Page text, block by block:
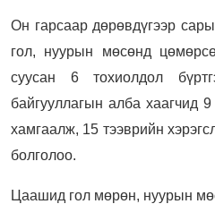
Он гарсаар дөрөвдүгээр
гол, нуурын мөсөнд
суусан 6 тохиолдол
байгууллагын алба хаагчид
хамгаалж, 15 тээврийн
болголоо.
Цаашид гол мөрөн, нуурын